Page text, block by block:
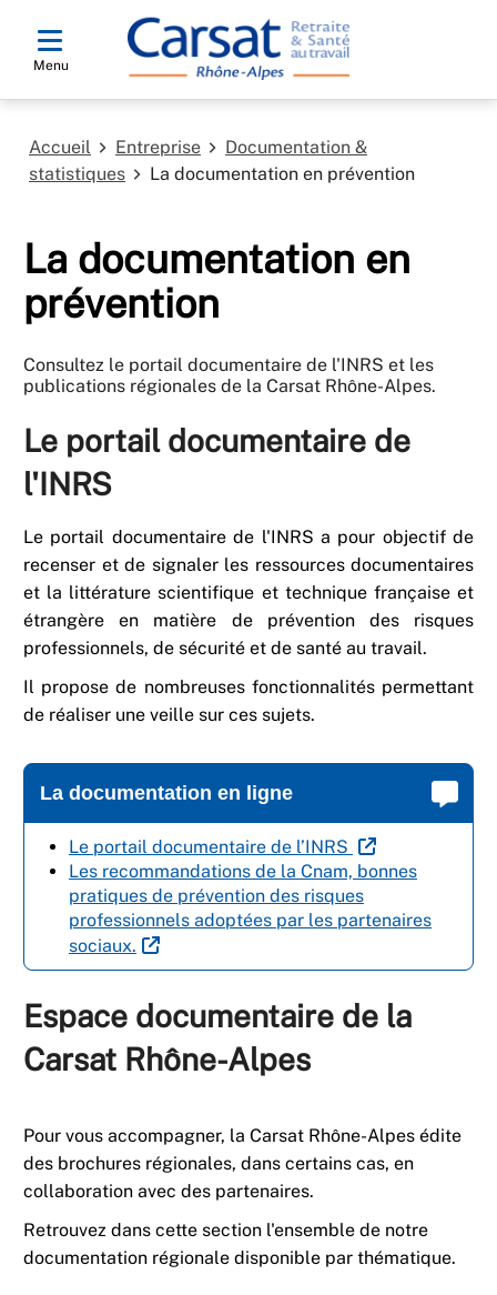
Menu
Accueil Entreprise
Documentation &
statistiques
La documentation en prévention
La documentation en
prévention
Consultez le portail documentaire de l'INRS et les
publications régionales de la Carsat Rhône-Alpes.
Le portail documentaire de
l'INRS
Le portail documentaire de l'INRS a pour objectif de
recenser et de signaler les ressources documentaires
et la littérature scientifique et technique française et
étrangère en matière de prévention des risques
professionnels, de sécurité et de santé au travail.
Il propose de nombreuses fonctionnalités permettant
de réaliser une veille sur ces sujets.
La documentation en ligne
Le portail documentaire de l’INRS
Les recommandations de la Cnam, bonnes
pratiques de prévention des risques
professionnels adoptées par les partenaires
sociaux.
Espace documentaire de la
Carsat Rhône-Alpes
Pour vous accompagner, la Carsat Rhône-Alpes édite
des brochures régionales, dans certains cas, en
collaboration avec des partenaires.
Retrouvez dans cette section l'ensemble de notre
documentation régionale disponible par thématique.